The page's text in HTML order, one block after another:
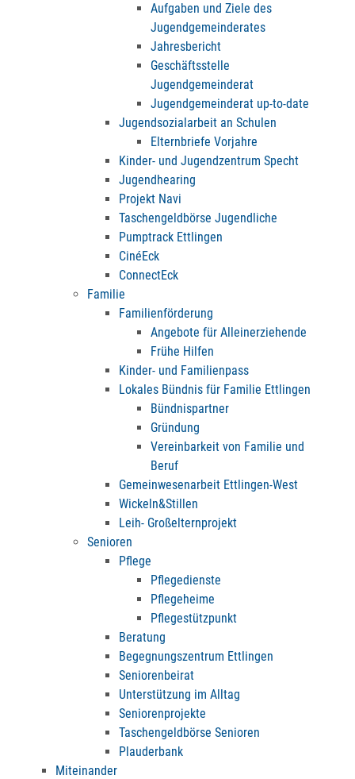
Aufgaben und Ziele des
Jugendgemeinderates
Jahresbericht
Geschäftsstelle
Jugendgemeinderat
Jugendgemeinderat up-to-date
Jugendsozialarbeit an Schulen
Elternbriefe Vorjahre
Kinder- und Jugendzentrum Specht
Jugendhearing
Projekt Navi
Taschengeldbörse Jugendliche
Pumptrack Ettlingen
CinéEck
ConnectEck
Familie
Familienförderung
Angebote für Alleinerziehende
Frühe Hilfen
Kinder- und Familienpass
Lokales Bündnis für Familie Ettlingen
Bündnispartner
Gründung
Vereinbarkeit von Familie und
Beruf
Gemeinwesenarbeit Ettlingen-West
Wickeln&Stillen
Leih- Großelternprojekt
Senioren
Pflege
Pflegedienste
Pflegeheime
Pflegestützpunkt
Beratung
Begegnungszentrum Ettlingen
Seniorenbeirat
Unterstützung im Alltag
Seniorenprojekte
Taschengeldbörse Senioren
Plauderbank
Miteinander